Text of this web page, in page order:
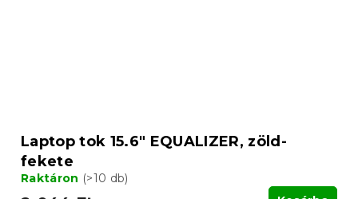
Laptop tok 15.6" EQUALIZER, zöld-
fekete
Raktáron (>10 db)